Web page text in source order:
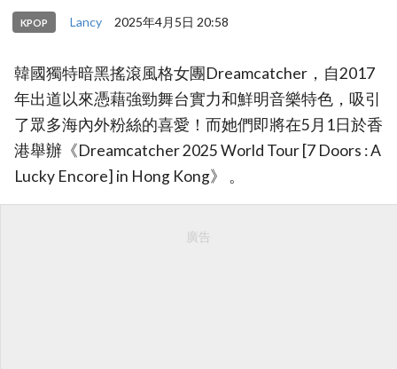
KPOP Lancy 2025年4月5日 20:58
韓國獨特暗黑搖滾風格女團Dreamcatcher，自2017
年出道以來憑藉強勁舞台實力和鮮明音樂特色，吸引
了眾多海內外粉絲的喜愛！而她們即將在5月1日於香
港舉辦《Dreamcatcher 2025 World Tour [7 Doors : A
Lucky Encore] in Hong Kong》 。
廣告